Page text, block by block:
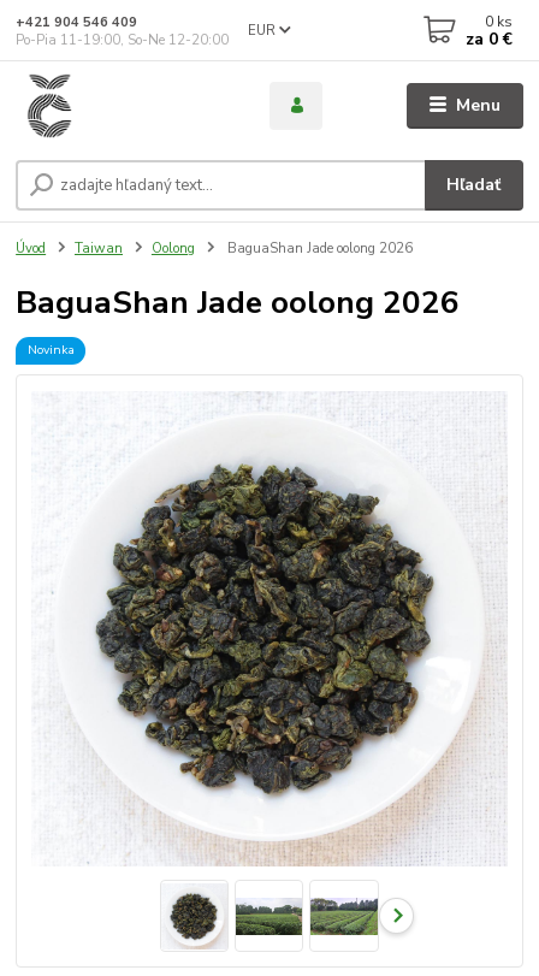
Menu
EUR
Hľadať
+421 904 546 409
Po-Pia 11-19:00, So-Ne 12-20:00
0 ks
za 0 €
Úvod Taiwan Oolong BaguaShan Jade oolong 2026
BaguaShan Jade oolong 2026
Novinka